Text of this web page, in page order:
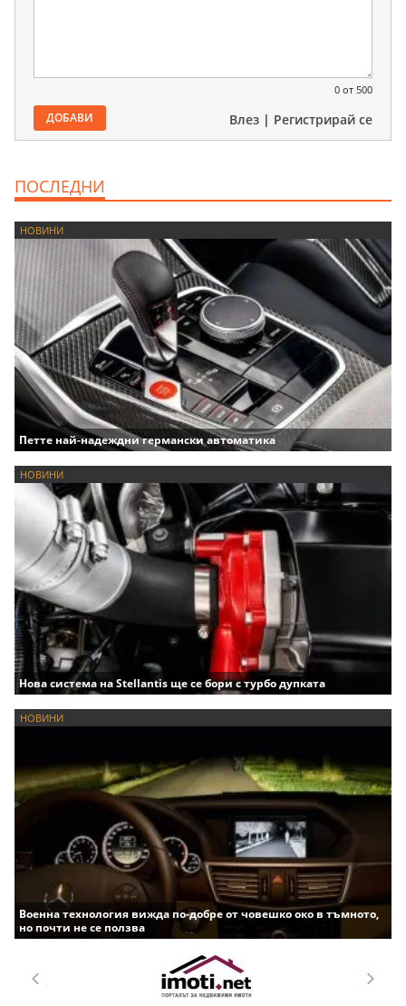
0 от 500
ДОБАВИ Влез | Регистрирай се
ПОСЛЕДНИ
НОВИНИ
Петте най-надеждни германски автоматика
НОВИНИ
Нова система на Stellantis ще се бори с турбо дупката
НОВИНИ
Военна технология вижда по-добре от човешко око в тъмното,
но почти не се ползва